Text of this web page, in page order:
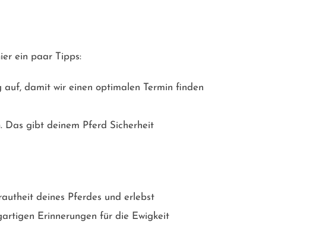
ein paar Tipps:
damit wir einen optimalen Termin finden
Das gibt deinem Pferd Sicherheit
deines Pferdes und erlebst
Erinnerungen für die Ewigkeit